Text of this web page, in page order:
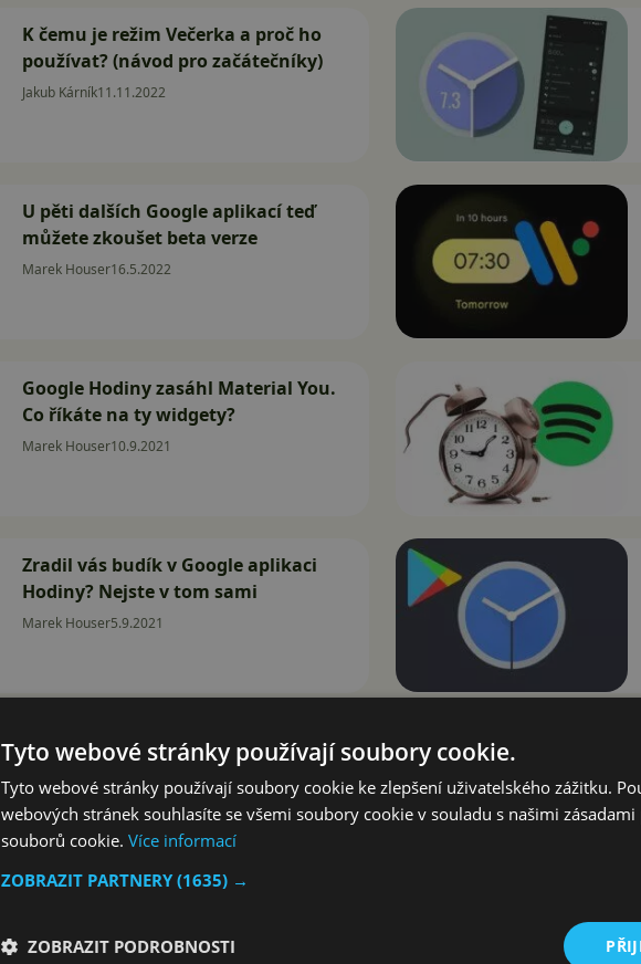
K čemu je režim Večerka a proč ho
používat? (návod pro začátečníky)
Jakub Kárník11.11.2022
U pěti dalších Google aplikací teď
můžete zkoušet beta verze
Marek Houser16.5.2022
Google Hodiny zasáhl Material You.
Co říkáte na ty widgety?
Marek Houser10.9.2021
Zradil vás budík v Google aplikaci
Hodiny? Nejste v tom sami
Marek Houser5.9.2021
Tyto webové stránky používají soubory cookie.
Tyto webové stránky používají soubory cookie ke zlepšení uživatelského zážitku.
webových stránek souhlasíte se všemi soubory cookie v souladu s našimi
souborů cookie. Více informací
ZOBRAZIT PARTNERY(1635) →
ZOBRAZIT PODROBNOSTI